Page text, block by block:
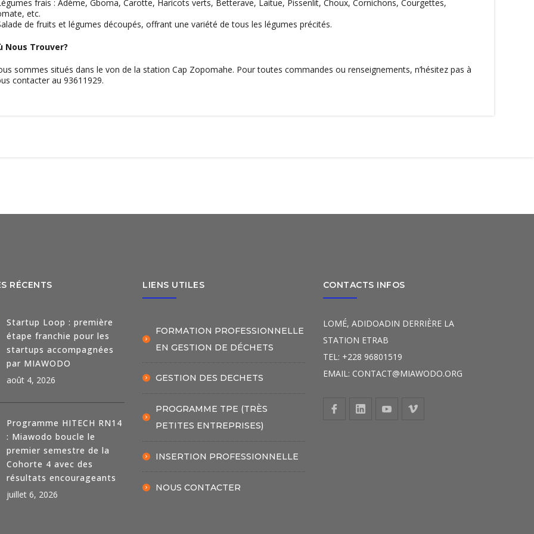
frais : Adème, Gboma, Carotte, Haricots verts, Betterave, Laitue, Pissenlit, Choux, Cornichons, Courgettes,
etc.
de fruits et légumes découpés, offrant une variété de tous les légumes précités.
Nous Trouver?
sommes situés dans le von de la station Cap Zopomahe. Pour toutes commandes ou renseignements, n’hésitez pas à
contacter au 93611929.
RÉCENTS
Startup Loop : première
étape franchie pour les
startups accompagnées
par MIAWODO
août 4, 2026
Programme HITECH RN14
: Miawodo boucle le
premier semestre de la
Cohorte 4 avec des
résultats encourageants
juillet 6, 2026
LIENS UTILES
FORMATION PROFESSIONNELLE
EN GESTION DE DÉCHETS
GESTION DES DECHETS
PROGRAMME TPE (TRÈS
PETITES ENTREPRISES)
INSERTION PROFESSIONNELLE
NOUS CONTACTER
CONTACTS INFOS
LOMÉ, ADIDOADIN DERRIÈRE LA
STATION ETRAB
TEL: +228 96801519
EMAIL: CONTACT@MIAWODO.ORG